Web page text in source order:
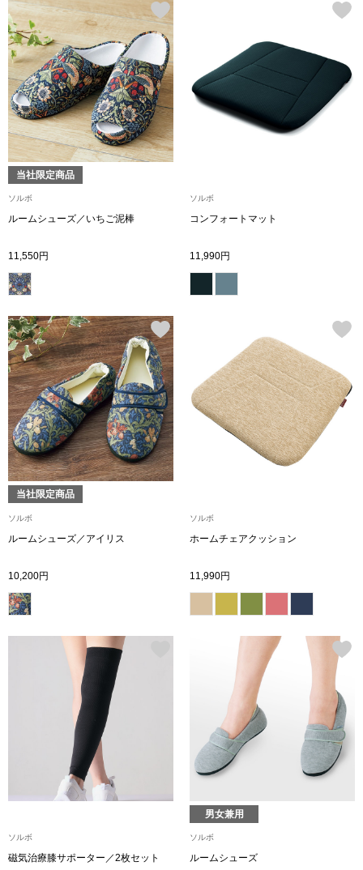
BOGARD 最新号はこちら
ランド
集
タログ
／チュニック
ダーウェア
アクセサリー
ルーム･アン
ルームウェア
アンダーウェア
ハンドバッグ
ショルダーバ
ブリーフケース
クラッチバッグ
リュック･バッ
ボストンバッグ
スーツケース
シューズ
当社限定商品
ソルボ
ルームシューズ／いちご泥棒
11,550円
ソルボ
コンフォートマット
11,990円
当社限定商品
ソルボ
ルームシューズ／アイリス
10,200円
ソルボ
ホームチェアクッション
11,990円
ソルボ
磁気治療膝サポーター／2枚セット
男女兼用
ソルボ
ルームシューズ